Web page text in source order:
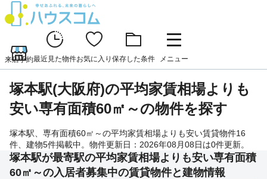
来店予約最近見た物件お気に入り 保存した条件 メニュー
塚本駅(大阪府)の平均家賃相場よりも
安い専有面積60㎡～の物件を探す
塚本駅、専有面積60㎡～の平均家賃相場よりも安い賃貸物件16
件、建物5件掲載中。物件更新日：2026年08月08日は0件更新。
塚本駅が最寄駅の平均家賃相場よりも安い専有面積
60㎡～の入居者募集中の賃貸物件と建物情報